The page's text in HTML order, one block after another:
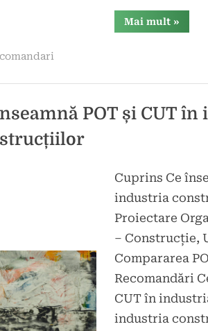
Mai mult“Cum
să
»
POT și CUT
Cuprins Ce
industria
Proiectare
– Construcție,
Compararea
Recomandări
CUT în
industria